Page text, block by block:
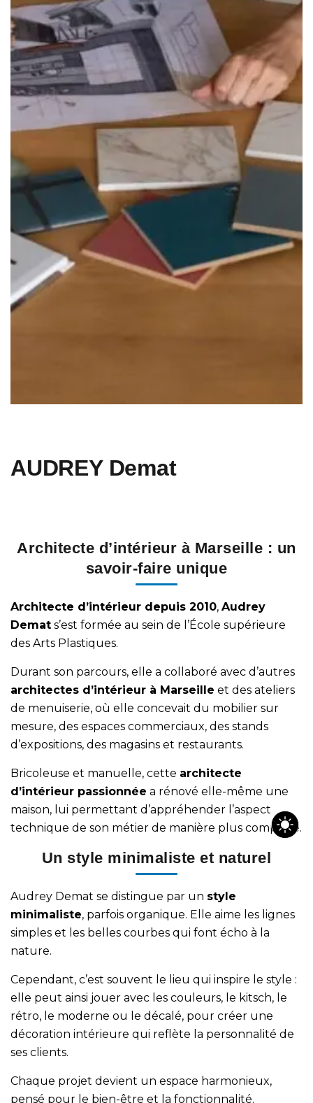
AUDREY Demat
Architecte d’intérieur à Marseille : un
savoir-faire unique
Architecte d’intérieur depuis 2010, Audrey
Demat s’est formée au sein de l’École supérieure
des Arts Plastiques.
Durant son parcours, elle a collaboré avec d’autres
architectes d’intérieur à Marseille et des ateliers
de menuiserie, où elle concevait du mobilier sur
mesure, des espaces commerciaux, des stands
d’expositions, des magasins et restaurants.
Bricoleuse et manuelle, cette architecte
d’intérieur passionnée a rénové elle-même une
maison, lui permettant d’appréhender l’aspect
technique de son métier de manière plus complète.
Un style minimaliste et naturel
Audrey Demat se distingue par un style
minimaliste, parfois organique. Elle aime les lignes
simples et les belles courbes qui font écho à la
nature.
Cependant, c’est souvent le lieu qui inspire le style :
elle peut ainsi jouer avec les couleurs, le kitsch, le
rétro, le moderne ou le décalé, pour créer une
décoration intérieure qui reflète la personnalité de
ses clients.
Chaque projet devient un espace harmonieux,
pensé pour le bien-être et la fonctionnalité.